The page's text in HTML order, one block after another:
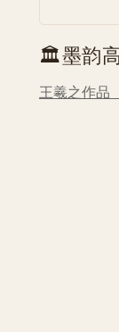
🏛️墨韵
王羲之作品